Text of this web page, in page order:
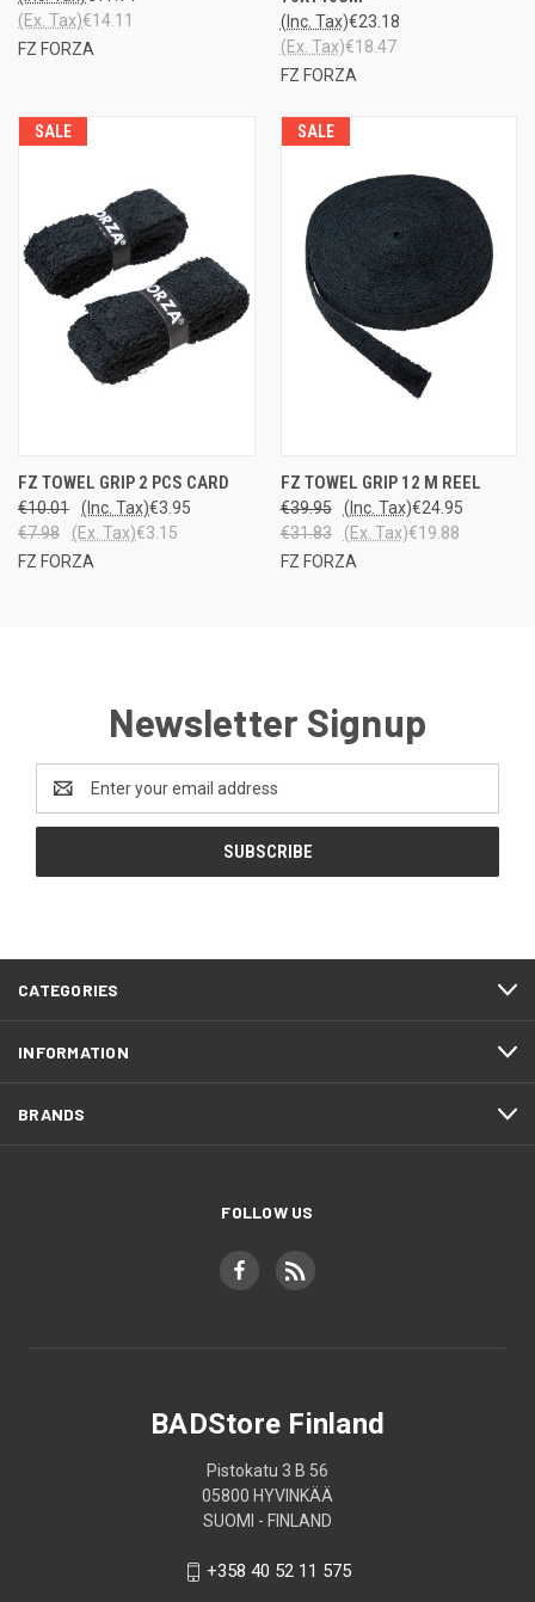
€14.11
(Ex. Tax)
FZ FORZA
€23.18
(Inc. Tax)
€18.47
(Ex. Tax)
FZ FORZA
SALE
FZ TOWEL GRIP 2 PCS CARD
€10.01 €3.95
(Inc. Tax)
€7.98
€3.15
(Ex. Tax)
FZ FORZA
SALE
FZ TOWEL GRIP 12 M REEL
€39.95 €24.95
(Inc. Tax)
€31.83
€19.88
(Ex. Tax)
FZ FORZA
Newsletter Signup
Email
Address
CATEGORIES
INFORMATION
BRANDS
FOLLOW US
BADStore Finland
Pistokatu 3 B 56
05800 HYVINKÄÄ
SUOMI - FINLAND
+358 40 52 11 575